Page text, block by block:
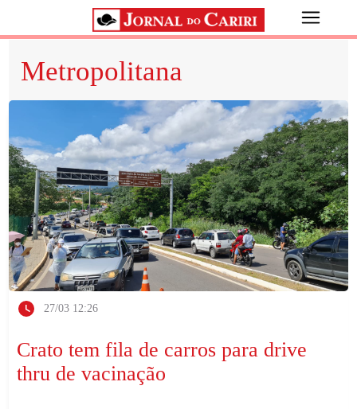
Metropolitana
27/03 12:26
Crato tem fila de carros para drive
thru de vacinação